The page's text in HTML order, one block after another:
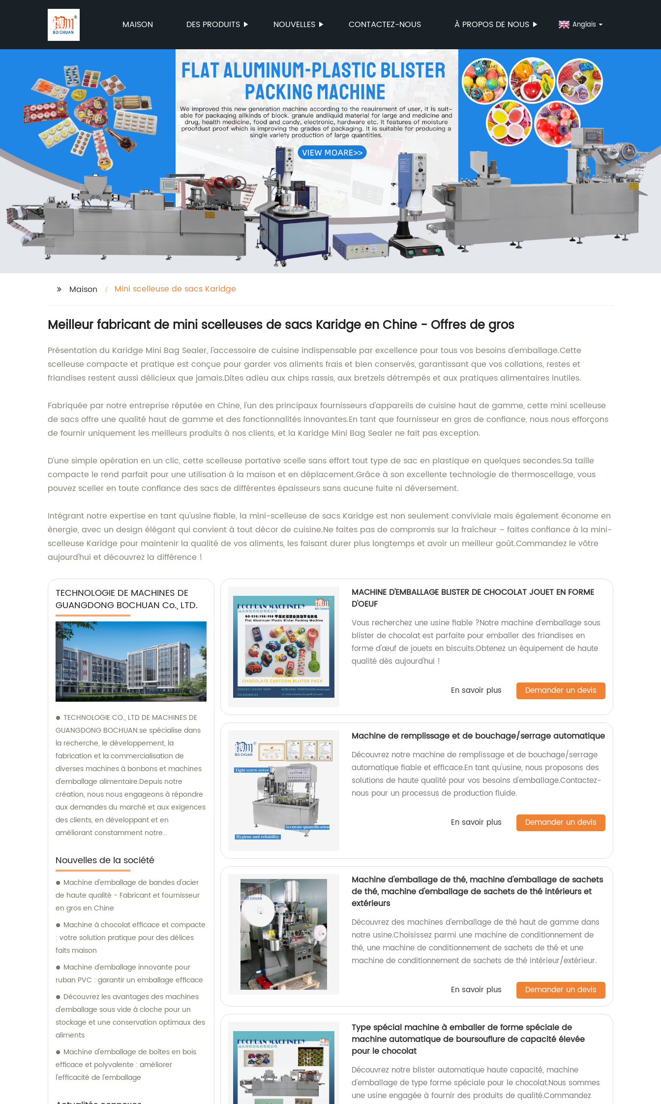
MAISON DES PRODUITS NOUVELLES CONTACTEZ-NOUS À PROPOS DE NOUS Anglais
Maison Mini scelleuse de sacs Karidge
Meilleur fabricant de mini scelleuses de sacs Karidge en Chine - Offres de gros
Présentation du Karidge Mini Bag Sealer, l'accessoire de cuisine indispensable par excellence pour tous vos besoins d'emballage.Cette
scelleuse compacte et pratique est conçue pour garder vos aliments frais et bien conservés, garantissant que vos collations, restes et
friandises restent aussi délicieux que jamais.Dites adieu aux chips rassis, aux bretzels détrempés et aux pratiques alimentaires inutiles.
Fabriquée par notre entreprise réputée en Chine, l'un des principaux fournisseurs d'appareils de cuisine haut de gamme, cette mini scelleuse
de sacs offre une qualité haut de gamme et des fonctionnalités innovantes.En tant que fournisseur en gros de confiance, nous nous efforçons
de fournir uniquement les meilleurs produits à nos clients, et la Karidge Mini Bag Sealer ne fait pas exception.
D'une simple opération en un clic, cette scelleuse portative scelle sans effort tout type de sac en plastique en quelques secondes.Sa taille
compacte le rend parfait pour une utilisation à la maison et en déplacement.Grâce à son excellente technologie de thermoscellage, vous
pouvez sceller en toute confiance des sacs de différentes épaisseurs sans aucune fuite ni déversement.
Intégrant notre expertise en tant qu'usine fiable, la mini-scelleuse de sacs Karidge est non seulement conviviale mais également économe en
énergie, avec un design élégant qui convient à tout décor de cuisine.Ne faites pas de compromis sur la fraîcheur – faites confiance à la mini-
scelleuse Karidge pour maintenir la qualité de vos aliments, les faisant durer plus longtemps et avoir un meilleur goût.Commandez le vôtre
aujourd'hui et découvrez la différence !
TECHNOLOGIE DE MACHINES DE
GUANGDONG BOCHUAN Co., LTD.
TECHNOLOGIE CO., LTD DE MACHINES DE
GUANGDONG BOCHUAN.se spécialise dans
la recherche, le développement, la
fabrication et la commercialisation de
diverses machines à bonbons et machines
d'emballage alimentaire.Depuis notre
création, nous nous engageons à répondre
aux demandes du marché et aux exigences
des clients, en développant et en
améliorant constamment notre
développé et fabriqué avec succès une
série de machines d'emballage de bonbons
et d'aliments de haute qualité, qui ont reçu
d'excellentes évaluations tant au niveau
national qu'international.Nous avons noué
de solides relations commerciales avec de
nombreux pays dans le monde, notamment
les États-Unis, la Russie, l'Inde, le Royaume-
Uni, le Pakistan et bien d'autres encore.Notre
objectif est d'aider nos clients à développer
de nouveaux produits, à réduire les coûts de
main-d'œuvre, à améliorer l'automatisation
des processus de production, à augmenter
la capacité de production et, à terme, à
apporter des avantages économiques.Nous
proposons une large gamme de machines
pour la fabrication de bonbons, notamment
des lignes de production de bubble-gum,
mous, de bonbons durs et de bonbons en
Nouvelles de la société
Machine d'emballage de bandes d'acier
de haute qualité - Fabricant et fournisseur
en gros en Chine
Machine à chocolat efficace et compacte
: votre solution pratique pour des délices
faits maison
Machine d'emballage innovante pour
ruban PVC : garantir un emballage efficace
Découvrez les avantages des machines
d'emballage sous vide à cloche pour un
stockage et une conservation optimaux des
aliments
Machine d'emballage de boîtes en bois
efficace et polyvalente : améliorer
l'efficacité de l'emballage
MACHINE D'EMBALLAGE BLISTER DE CHOCOLAT JOUET EN FORME
D'OEUF
Vous recherchez une usine fiable ?Notre machine d'emballage sous
blister de chocolat est parfaite pour emballer des friandises en
forme d'œuf de jouets en biscuits.Obtenez un équipement de haute
qualité dès aujourd'hui !
En savoir plus Demander un devis
Machine de remplissage et de bouchage/serrage automatique
Découvrez notre machine de remplissage et de bouchage/serrage
automatique fiable et efficace.En tant qu'usine, nous proposons des
solutions de haute qualité pour vos besoins d'emballage.Contactez-
nous pour un processus de production fluide.
En savoir plus Demander un devis
Machine d'emballage de thé, machine d'emballage de sachets
de thé, machine d'emballage de sachets de thé intérieurs et
extérieurs
Découvrez des machines d'emballage de thé haut de gamme dans
notre usine.Choisissez parmi une machine de conditionnement de
thé, une machine de conditionnement de sachets de thé et une
machine de conditionnement de sachets de thé intérieur/extérieur.
En savoir plus Demander un devis
Type spécial machine à emballer de forme spéciale de
machine automatique de boursouflure de capacité élevée
pour le chocolat
Découvrez notre blister automatique haute capacité, machine
d'emballage de type forme spéciale pour le chocolat.Nous sommes
une usine engagée à fournir des produits de qualité.Commandez